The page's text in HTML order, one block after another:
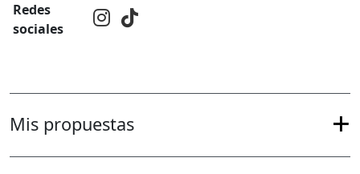
Redes
sociales
Mis propuestas